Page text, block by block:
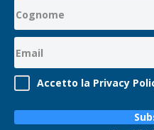
Accetto la Privacy